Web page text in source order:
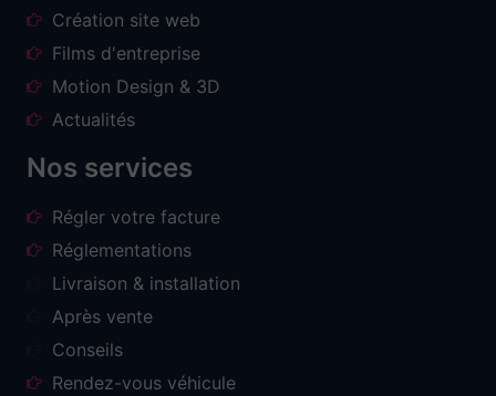
Création site web
Films d'entreprise
Motion Design & 3D
Actualités
Nos services
Régler votre facture
Réglementations
Livraison & installation
Après vente
Conseils
Rendez-vous véhicule